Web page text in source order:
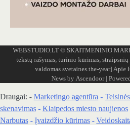
WEBSTUDIO.LT © SKAITMENINIO
tekstų rašymas, turinio kūrimas,
valdomas svetaines.the-year] Apie
News by Ascendoor|
Draugai: - Marketingo agentūra -
skenavimas - Klaipedos miesto naujienos
Narbutas - Įvaizdžio kūrimas -